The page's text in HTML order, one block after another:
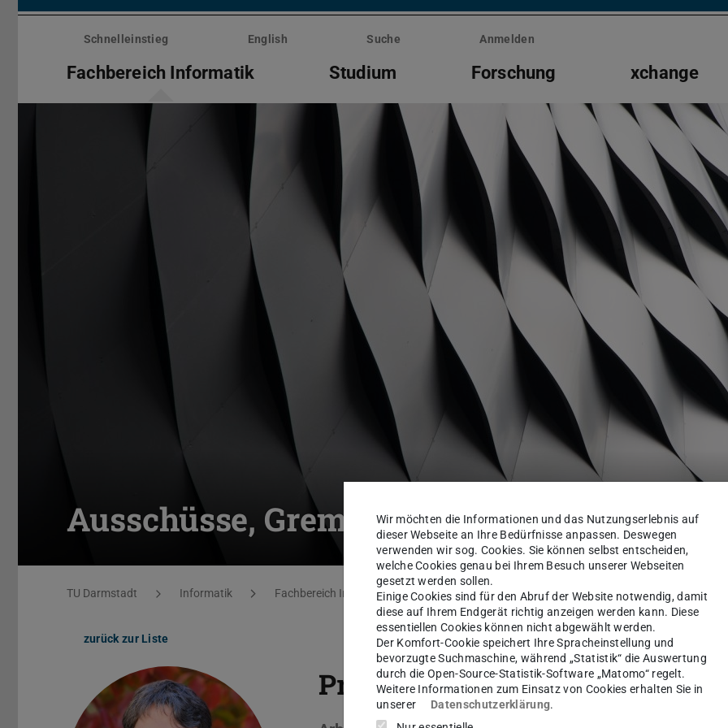
Menü
überspringenSchnelleinstieg English Suche Anmelden
Fachbereich Informatik Studium Forschung xchange
Ausschüsse, Gremien und Kommissionen
Sie befinden sich hier:
TU Darmstadt Informatik Fachbereich Informatik Organisation Ausschüsse, Gremien und
zurück zur Liste
Prof. Dr.Marcus Rohrbach
Wir möchten die Informationen und das Nutzungserlebnis auf
dieser Webseite an Ihre Bedürfnisse anpassen. Deswegen
verwenden wir sog. Cookies. Sie können selbst entscheiden,
welche Cookies genau bei Ihrem Besuch unserer Webseiten
gesetzt werden sollen.
Einige Cookies sind für den Abruf der Website notwendig, damit
diese auf Ihrem Endgerät richtig anzeigen werden kann. Diese
essentiellen Cookies können nicht abgewählt werden.
Der Komfort-Cookie speichert Ihre Spracheinstellung und
bevorzugte Suchmaschine, während „Statistik“ die Auswertung
durch die Open-Source-Statistik-Software „Matomo“ regelt.
Weitere Informationen zum Einsatz von Cookies erhalten Sie in
unserer
Datenschutzerklärung.